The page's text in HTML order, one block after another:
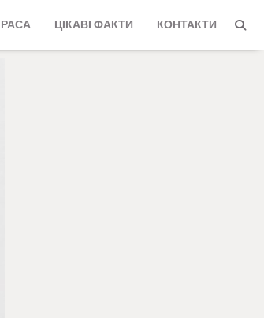
ЦІКАВІ ФАКТИ КОНТАКТИ